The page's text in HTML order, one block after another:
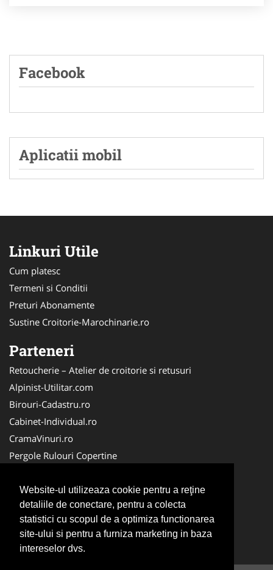
Website-ul utilizeaza cookie pentru a reţine
detaliile de conectare, pentru a colecta
statistici cu scopul de a optimiza functionarea
site-ului si pentru a furniza marketing in baza
intereselor dvs.
Facebook
Aplicatii mobil
Linkuri Utile
Cum platesc
Termeni si Conditii
Preturi Abonamente
Sustine Croitorie-Marochinarie.ro
Parteneri
Retoucherie – Atelier de croitorie si retusuri
Alpinist-Utilitar.com
Birouri-Cadastru.ro
Cabinet-Individual.ro
CramaVinuri.ro
Pergole Rulouri Copertine
Cardiologul.ro
CentruInchirieri.ro
Copertine-Inchideri-Terase.com
Service-Reparatii.com